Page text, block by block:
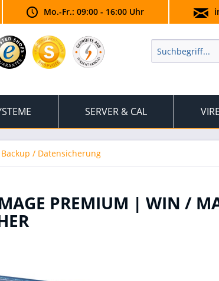
Mo.-Fr.: 09:00 - 16:00 Uhr
SERVER & CAL
Backup / Datensicherung
PREMIUM | WIN /